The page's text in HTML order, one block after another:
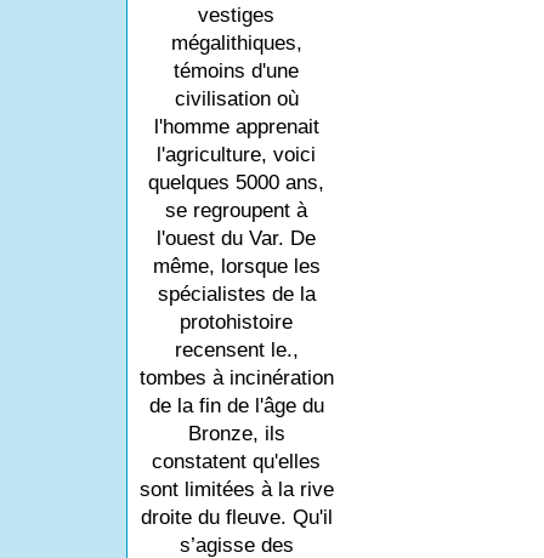
vestiges
mégalithiques,
témoins d'une
civilisation où
l'homme apprenait
l'agriculture, voici
quelques 5000 ans,
se regroupent à
l'ouest du Var. De
même, lorsque les
spécialistes de la
protohistoire
recensent le.,
tombes à incinération
de la fin de l'âge du
Bronze, ils
constatent qu'elles
sont limitées à la rive
droite du fleuve. Qu'il
s’agisse des